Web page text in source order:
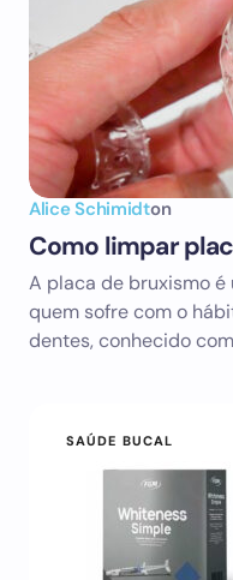
Alice Schimidton
Como limpar
A placa de bruxismo
quem sofre com o
dentes, conhecido
SAÚDE BUCAL